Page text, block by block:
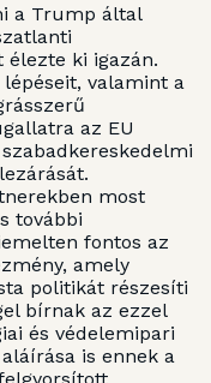
a Trump által
élezte ki igazán.
valamint a
az EU
most
további
fontos az
amely
politikát részesíti
bírnak az ezzel
és védelemipari
aláírása is ennek a